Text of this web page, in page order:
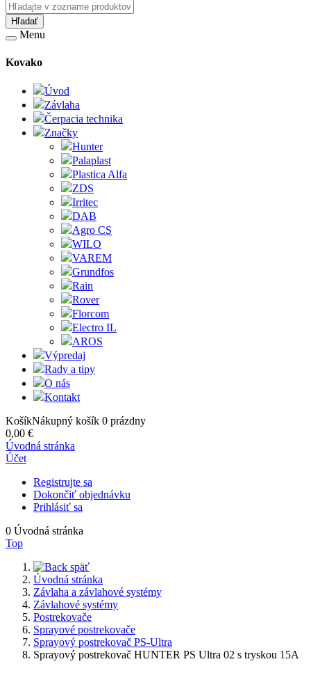
Hľadať
Menu
Kovako
Úvod
Závlaha
Čerpacia technika
Značky
Hunter
Palaplast
Plastica Alfa
ZDS
Irritec
DAB
Agro CS
WILO
VAREM
Grundfos
Rain
Rover
Florcom
Electro IL
AROS
Výpredaj
Rady a tipy
O nás
Kontakt
KošíkNákupný košík 0 prázdny
0,00 €
Úvodná stránka
Účet
Registrujte sa
Dokončiť objednávku
Prihlásiť sa
0 Úvodná stránka
Top
späť
Úvodná stránka
Závlaha a závlahové systémy
Závlahové systémy
Postrekovače
Sprayové postrekovače
Sprayový postrekovač PS-Ultra
Sprayový postrekovač HUNTER PS Ultra 02 s tryskou 15A